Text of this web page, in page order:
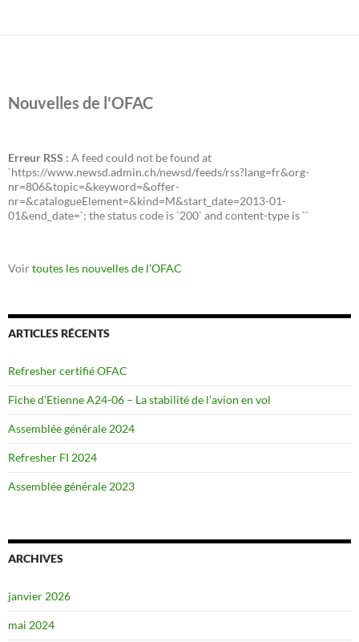
Nouvelles de l'OFAC
Erreur RSS : A feed could not be found at
`https://www.newsd.admin.ch/newsd/feeds/rss?lang=fr&org-
nr=806&topic=&keyword=&offer-
nr=&catalogueElement=&kind=M&start_date=2013-01-
01&end_date=`; the status code is `200` and content-type is ``
Voirtoutes les nouvelles de l'OFAC
ARTICLES RÉCENTS
Refresher certifié OFAC
Fiche d’Etienne A24-06 – La stabilité de l’avion en vol
Assemblée générale 2024
Refresher FI 2024
Assemblée générale 2023
ARCHIVES
janvier 2026
mai 2024